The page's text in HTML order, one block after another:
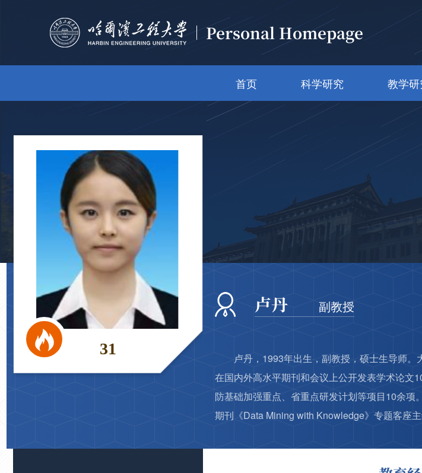
Personal Homepage
首页 科学研究 教学研
31
卢丹 副教授
卢丹，1993年出生，副教授，硕士生导师
在国内外高水平期刊和会议上公开发表学术论文
防基础加强重点、省重点研发计划等项目10余
期刊《Data Mining with Knowledge》专题客座